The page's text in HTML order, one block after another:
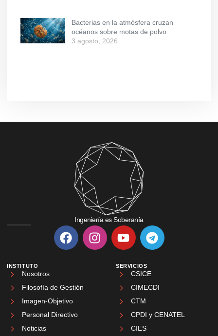
Bacterias en la atmósfera cruzan
océanos sobre motas de polvo
3 agosto, 2026
Ingeniería es Soberanía
INSTITUTO
Nosotros
Filosofía de Gestión
Imagen-Objetivo
Personal Directivo
Noticias
SERVICIOS
CSICE
CIMECDI
CTM
CPDI y CENATEL
CIES